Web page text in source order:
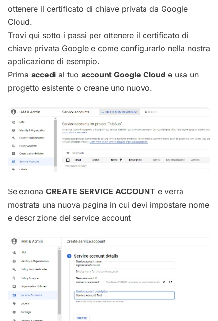
ottenere il certificato di chiave privata da Google
Cloud.
Trovi qui sotto i passi per ottenere il certificato di
chiave privata Google e come configurarlo nella nostra
applicazione di esempio.
Prima accedi al tuo account Google Cloud e usa un
progetto esistente o creane uno nuovo.
Seleziona CREATE SERVICE ACCOUNT e verrà
mostrata una nuova pagina in cui devi impostare nome
e descrizione del service account